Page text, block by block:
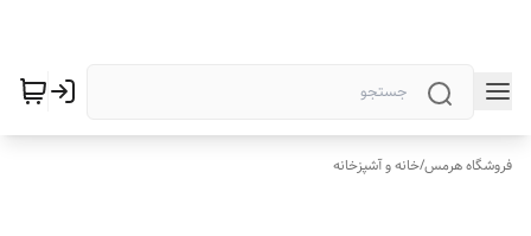
فروشگاه هرمس/خانه و آشپزخانه